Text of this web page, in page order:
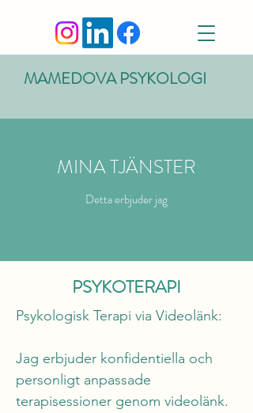
MAMEDOVA PSYKOLOGI
MINA TJÄNSTER
Detta erbjuder jag
PSYKOTERAPI
Psykologisk Terapi via Videolänk:
Jag erbjuder konfidentiella och
personligt anpassade
terapisessioner genom videolänk.